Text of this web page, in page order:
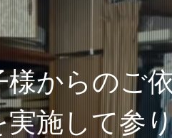
からのご
施して参り